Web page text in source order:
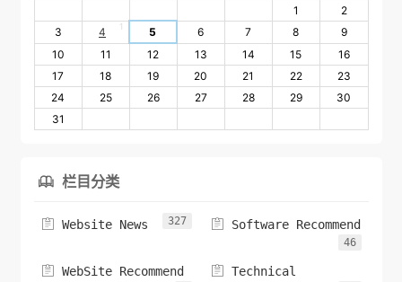
1
2
3
4 1 5 6 7 8
9
10
11 12 13 14 15
16
17
18 19 20 21 22
23
24
25 26 27 28 29
30
31
 栏目分类
 Website News 327  Software Recommend
46
 WebSite Recommend  Technical